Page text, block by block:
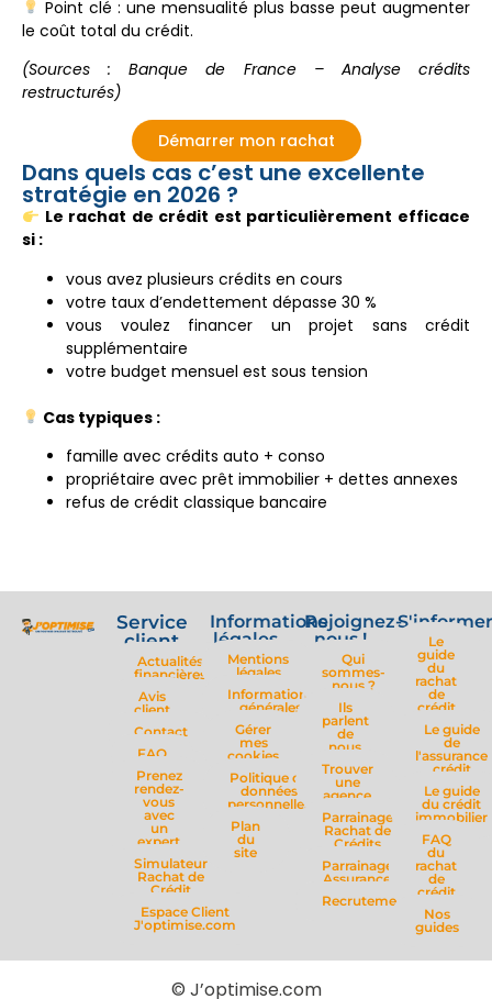
Point clé : une mensualité plus basse peut augmenter
le coût total du crédit.
(Sources : Banque de France – Analyse crédits
restructurés)
Démarrer mon rachat
Dans quels cas c’est une excellente
stratégie en 2026 ?
Le rachat de crédit est particulièrement efficace
si :
vous avez plusieurs crédits en cours
votre taux d’endettement dépasse 30 %
vous voulez financer un projet sans crédit
supplémentaire
votre budget mensuel est sous tension
Cas typiques :
famille avec crédits auto + conso
propriétaire avec prêt immobilier + dettes annexes
refus de crédit classique bancaire
Service
client
Actualités
financières
Avis
client
Contact
FAQ
Prenez
rendez-
vous
avec
un
expert
Simulateur
Rachat de
Crédit
Espace Client
J'optimise.com
Informations
légales
Mentions
légales
Informations
générales
Gérer
mes
cookies
Politique de
données
personnelles
Plan
du
site
Rejoignez-
nous !
Qui
sommes-
nous ?
Ils
parlent
de
nous
Trouver
une
agence
Parrainage
Rachat de
Crédits
Parrainage
Assurance
Recrutement
Le
guide
du
rachat
de
crédit
Le guide
de
l'assurance
crédit
Le guide
du crédit
immobilier
FAQ
du
rachat
de
crédit
Nos
guides
© J’optimise.com